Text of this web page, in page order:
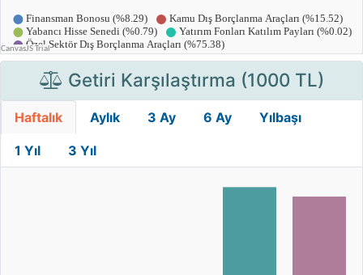
Getiri Karşılaştırma (1000 TL)
Haftalık Aylık 3 Ay 6 Ay Yılbaşı
1 Yıl 3 Yıl